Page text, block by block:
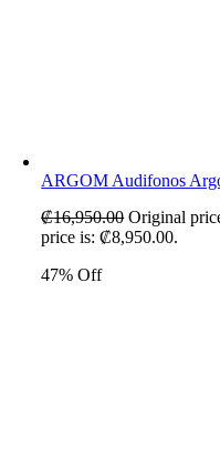
ARGOM Audifonos
₡16,950.00 Original
price is: ₡8,950.00.
47% Off